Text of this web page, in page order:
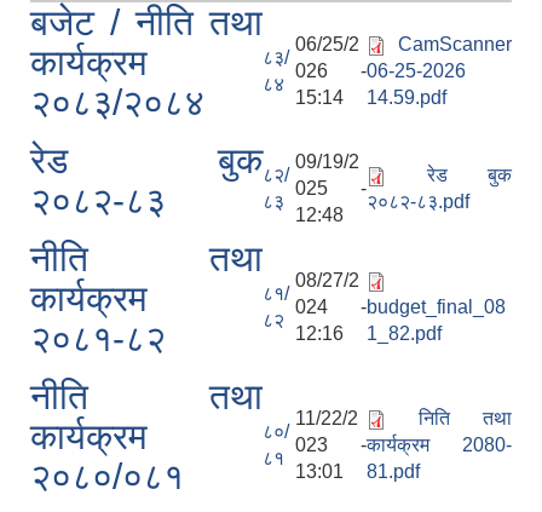
बजेट / नीति तथा
कार्यक्रम
२०८३/२०८४
८३/
८४
06/25/2
026 -
15:14
CamScanner
06-25-2026
14.59.pdf
रेड बुक
२०८२-८३
८२/
८३
09/19/2
025 -
12:48
रेड बुक
२०८२-८३.pdf
नीति तथा
कार्यक्रम
२०८१-८२
८१/
८२
08/27/2
024 -
12:16
budget_final_08
1_82.pdf
नीति तथा
कार्यक्रम
२०८०/०८१
८०/
८१
11/22/2
023 -
13:01
निति तथा
कार्यक्रम 2080-
81.pdf